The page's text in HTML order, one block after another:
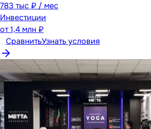
783 тыс ₽ / мес
Инвестиции
от1,4 млн ₽
СравнитьУзнать условия